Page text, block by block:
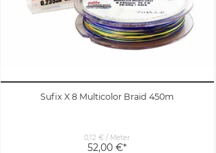
Sufix X 8 Multicolor Braid 450m
0,12 € / Meter
52,00 €*